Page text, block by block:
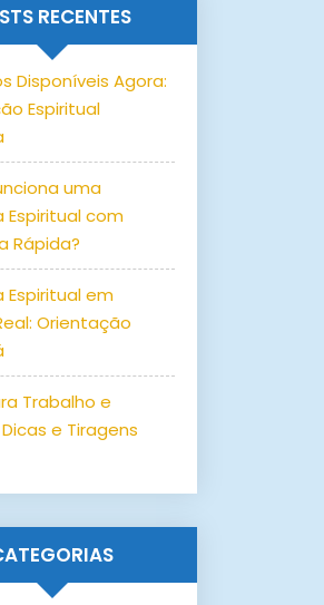
RECENTES
Disponíveis Agora:
Espiritual
uma
Espiritual com
Rápida?
Espiritual em
Orientação
Trabalho e
e Tiragens